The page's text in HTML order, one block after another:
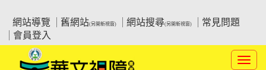
要
網站導覽
舊網站(另開新視窗) 網站搜尋(另開新視窗)
常見問題
會員登入